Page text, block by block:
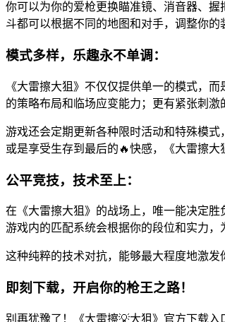
你可以为你的爱枪更换瞄准镜、消音器、
斗都可以根据不同的地图和对手，调整你的
模式多样，乐趣永不单调：
《大雷擦大狙》不仅仅提供单一的模式，
的策略布局和临场应变能力；更有紧张刺
游戏还会定期更新各种限时活动和特殊模
或是享受生存到最后的🔥快感，《大雷擦大
公平竞技，技术至上：
在《大雷擦大狙》的战场上，唯一能决定
游戏内的匹配系统会根据你的段位和实力，
这种纯粹的技术对抗，能够最大程度地激发
即刻下载，开启你的枪王之路！
别再犹豫了！《大雷擦💡大狙》官方下载